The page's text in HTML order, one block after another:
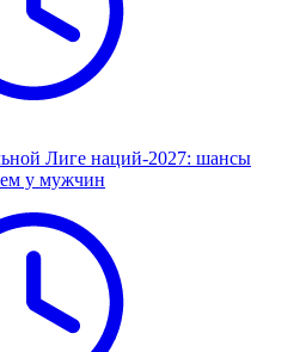
Лиге наций-2027: шансы
у мужчин